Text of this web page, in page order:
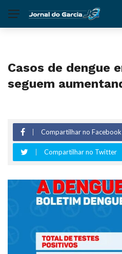
Casos de dengue
seguem
Compartilhar no Facebook
Compartilhar no Twitter